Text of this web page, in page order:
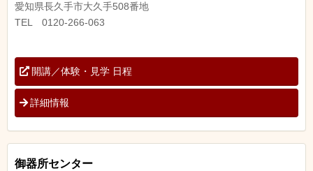
愛知県長久手市大久手508番地
TEL 0120-266-063
開講／体験・見学 日程
詳細情報
御器所センター